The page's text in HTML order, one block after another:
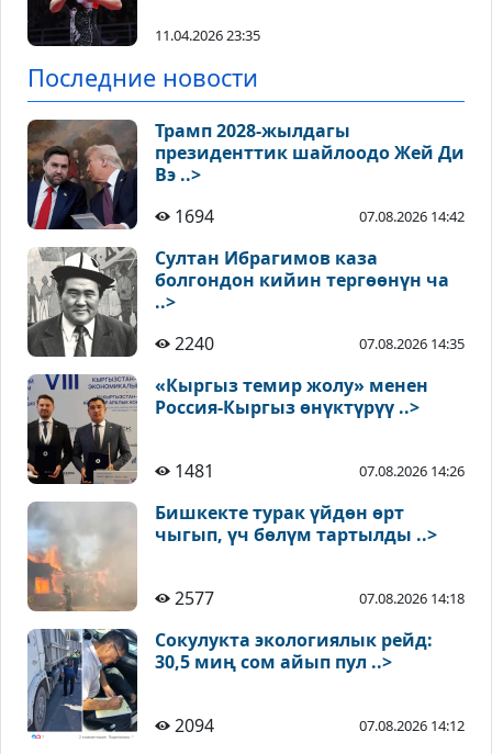
11.04.2026 23:35
Последние новости
Трамп 2028-жылдагы
президенттик шайлоодо Жей Ди
Вэ ..>
1694
07.08.2026 14:42
Султан Ибрагимов каза
болгондон кийин тергөөнүн ча
..>
2240
07.08.2026 14:35
«Кыргыз темир жолу» менен
Россия-Кыргыз өнүктүрүү ..>
1481 07.08.2026 14:26
Бишкекте турак үйдөн өрт
чыгып, үч бөлүм тартылды ..>
2577 07.08.2026 14:18
Сокулукта экологиялык рейд:
30,5 миң сом айып пул ..>
2094 07.08.2026 14:12